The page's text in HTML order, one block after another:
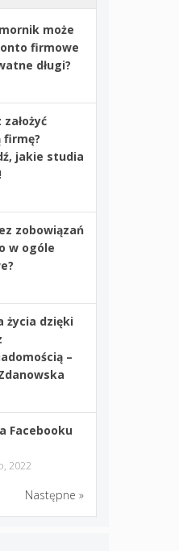
może
firmowe
długi?
założyć
firmę?
jakie studia
zobowiązań
w ogóle
życia dzięki
–
Facebooku
2022
Następne »